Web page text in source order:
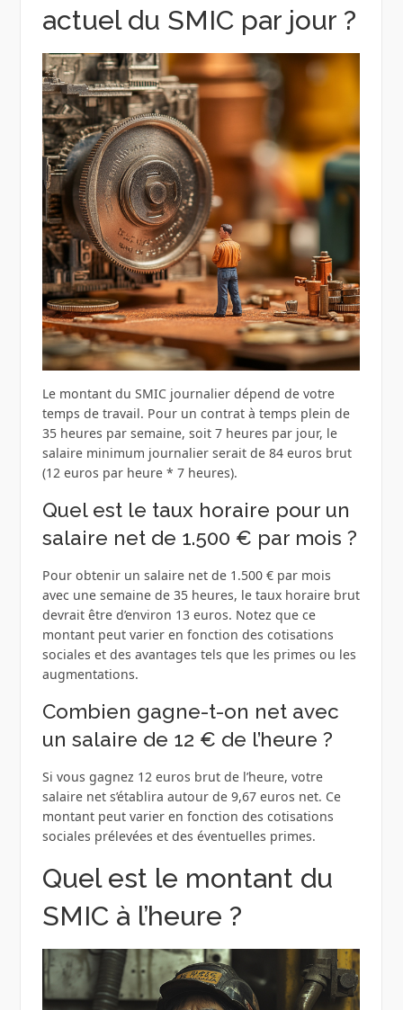
actuel du SMIC par jour ?
Le montant du SMIC journalier dépend de votre
temps de travail. Pour un contrat à temps plein de
35 heures par semaine, soit 7 heures par jour, le
salaire minimum journalier serait de 84 euros brut
(12 euros par heure * 7 heures).
Quel est le taux horaire pour un
salaire net de 1.500 € par mois ?
Pour obtenir un salaire net de 1.500 € par mois
avec une semaine de 35 heures, le taux horaire brut
devrait être d’environ 13 euros. Notez que ce
montant peut varier en fonction des cotisations
sociales et des avantages tels que les primes ou les
augmentations.
Combien gagne-t-on net avec
un salaire de 12 € de l’heure ?
Si vous gagnez 12 euros brut de l’heure, votre
salaire net s’établira autour de 9,67 euros net. Ce
montant peut varier en fonction des cotisations
sociales prélevées et des éventuelles primes.
Quel est le montant du
SMIC à l’heure ?